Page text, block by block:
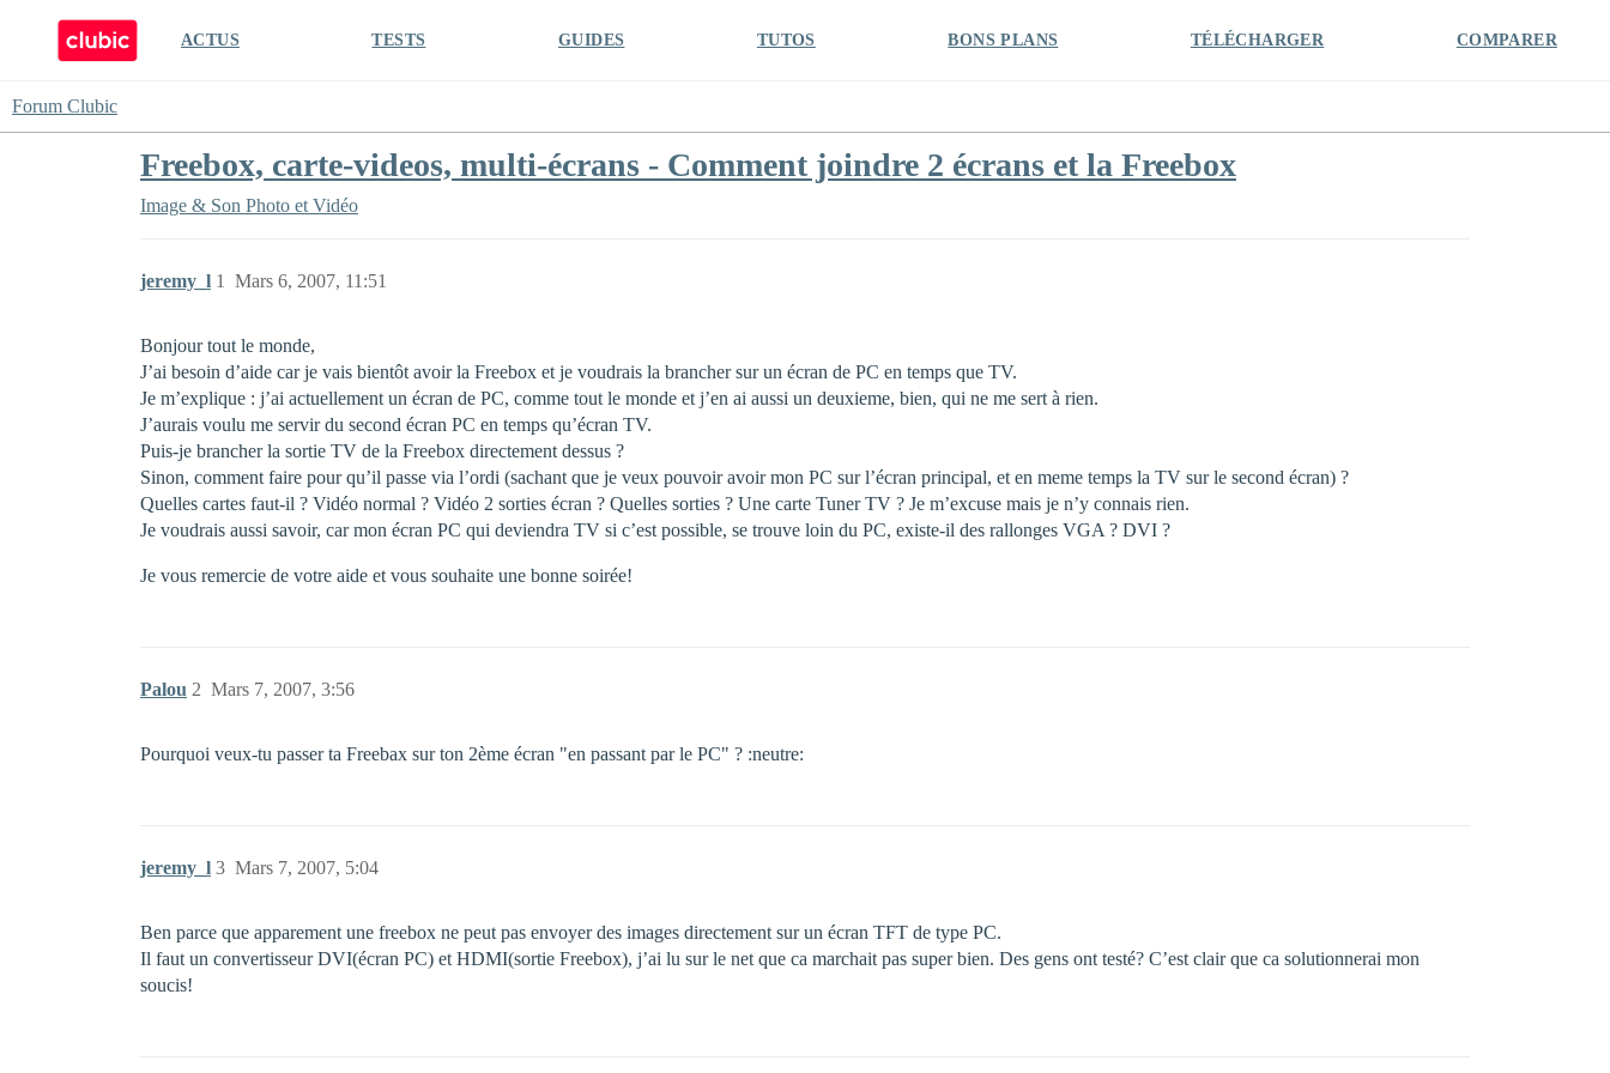
ACTUS TESTS GUIDES TUTOS BONS PLANS TÉLÉCHARGER COMPARER
Forum Clubic
Freebox, carte-videos, multi-écrans - Comment joindre 2 écrans et la Freebox
Image & Son Photo et Vidéo
jeremy_l Mars 6, 2007, 11:51
1
Bonjour tout le monde,
J’ai besoin d’aide car je vais bientôt avoir la Freebox et je voudrais la brancher sur un écran de PC en temps que TV.
Je m’explique : j’ai actuellement un écran de PC, comme tout le monde et j’en ai aussi un deuxieme, bien, qui ne me sert à rien.
J’aurais voulu me servir du second écran PC en temps qu’écran TV.
Puis-je brancher la sortie TV de la Freebox directement dessus ?
Sinon, comment faire pour qu’il passe via l’ordi (sachant que je veux pouvoir avoir mon PC sur l’écran principal, et en meme temps la TV sur le second écran) ?
Quelles cartes faut-il ? Vidéo normal ? Vidéo 2 sorties écran ? Quelles sorties ? Une carte Tuner TV ? Je m’excuse mais je n’y connais rien.
Je voudrais aussi savoir, car mon écran PC qui deviendra TV si c’est possible, se trouve loin du PC, existe-il des rallonges VGA ? DVI ?
Je vous remercie de votre aide et vous souhaite une bonne soirée!
Palou Mars 7, 2007, 3:56
2
Pourquoi veux-tu passer ta Freebax sur ton 2ème écran "en passant par le PC" ? :neutre:
jeremy_l Mars 7, 2007, 5:04
3
Ben parce que apparement une freebox ne peut pas envoyer des images directement sur un écran TFT de type PC.
Il faut un convertisseur DVI(écran PC) et HDMI(sortie Freebox), j’ai lu sur le net que ca marchait pas super bien. Des gens ont testé? C’est clair que ca solutionnerai mon
soucis!